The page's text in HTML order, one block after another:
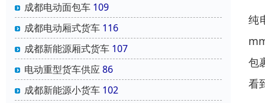
成都电动面包车 109
成都电动厢式货车 116
成都新能源厢式货车 107
电动重型货车供应86
成都新能源小货车 102
纯
包
看